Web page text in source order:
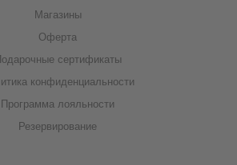
Магазины
Оферта
сертификаты
конфиденциальности
Программа лояльности
Резервирование